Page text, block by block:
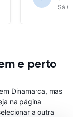
Sá
e perto
Dinamarca, mas
na página
a outra